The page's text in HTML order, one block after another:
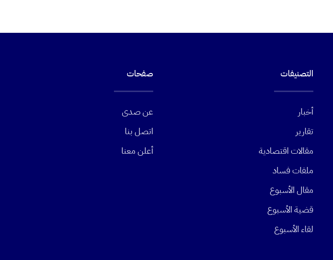
التصنيفات
أخبار
تقارير
مقالات اقتصادية
ملفات فساد
مقال الأسبوع
قضية الأسبوع
لقاء الأسبوع
صفحات
عن صدى
اتصل بنا
أعلن معنا